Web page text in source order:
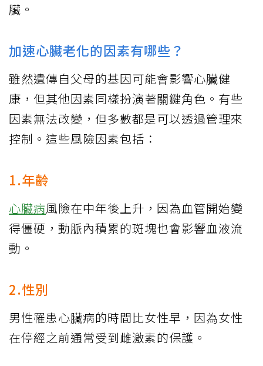
臟。
加速心臟老化的因素有哪些？
雖然遺傳自父母的基因可能會影響心臟健
康，但其他因素同樣扮演著關鍵角色。有些
因素無法改變，但多數都是可以透過管理來
控制。這些風險因素包括：
1.年齡
心臟病風險在中年後上升，因為血管開始變
得僵硬，動脈內積累的斑塊也會影響血液流
動。
2.性別
男性罹患心臟病的時間比女性早，因為女性
在停經之前通常受到雌激素的保護。